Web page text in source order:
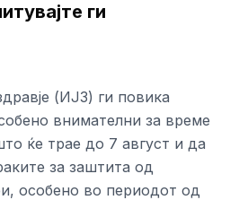
ги
(ИЈЗ) ги повика
внимателни за време
ќе трае до 7 август и да
за заштита од
особено во периодот од